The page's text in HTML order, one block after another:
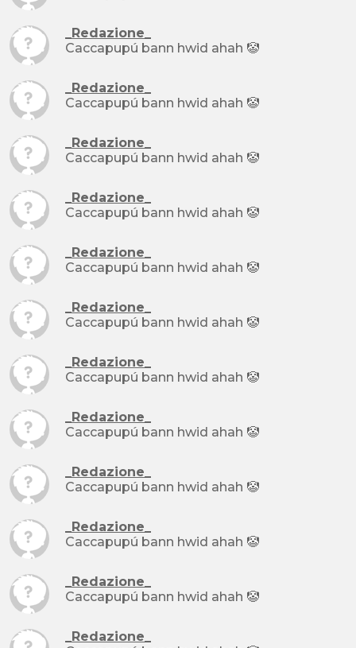
_Redazione_
Caccapupú bann hwid ahah 🤡
_Redazione_
Caccapupú bann hwid ahah 🤡
_Redazione_
Caccapupú bann hwid ahah 🤡
_Redazione_
Caccapupú bann hwid ahah 🤡
_Redazione_
Caccapupú bann hwid ahah 🤡
_Redazione_
Caccapupú bann hwid ahah 🤡
_Redazione_
Caccapupú bann hwid ahah 🤡
_Redazione_
Caccapupú bann hwid ahah 🤡
_Redazione_
Caccapupú bann hwid ahah 🤡
_Redazione_
Caccapupú bann hwid ahah 🤡
_Redazione_
Caccapupú bann hwid ahah 🤡
_Redazione_